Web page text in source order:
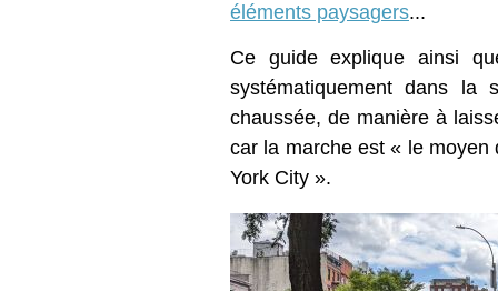
éléments paysagers...
Ce guide explique ainsi
systématiquement dans
chaussée, de manière à
car la marche est « le
York City ».